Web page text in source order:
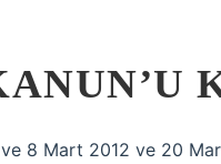
8 Mart 2012 ve 20